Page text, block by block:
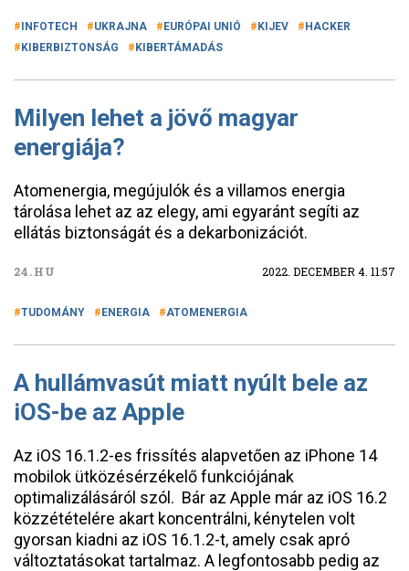
INFOTECH UKRAJNA EURÓPAI UNIÓ KIJEV
HACKER
KIBERBIZTONSÁG
KIBERTÁMADÁS
Milyen lehet a jövő magyar
energiája?
Atomenergia, megújulók és a villamos energia
tárolása lehet az az elegy, ami egyaránt segíti az
ellátás biztonságát és a dekarbonizációt.
24.HU 2022. DECEMBER 4. 11:57
TUDOMÁNY ENERGIA ATOMENERGIA
A hullámvasút miatt nyúlt bele az
iOS-be az Apple
Az iOS 16.1.2-es frissítés alapvetően az iPhone 14
mobilok ütközésérzékelő funkciójának
optimalizálásáról szól. Bár az Apple már az iOS 16.2
közzétételére akart koncentrálni, kénytelen volt
gyorsan kiadni az iOS 16.1.2-t, amely csak apró
változtatásokat tartalmaz. A legfontosabb pedig az